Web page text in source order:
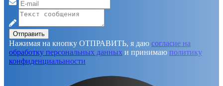
Отправить
Нажимая на кнопку ОТПРАВИТЬ, я даю согласие на
обработку персональных данных и принимаю политику
конфиденциальаности